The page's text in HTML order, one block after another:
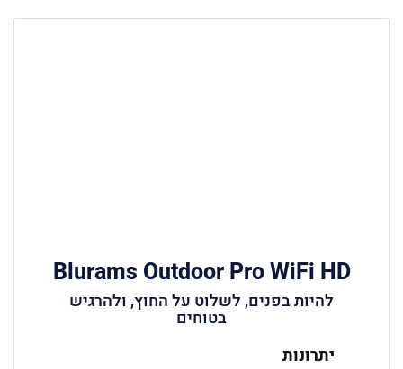
Blurams Outdoor Pro WiFi HD
להיות בפנים, לשלוט על החוץ, ולהרגיש
בטוחים
יתרונות